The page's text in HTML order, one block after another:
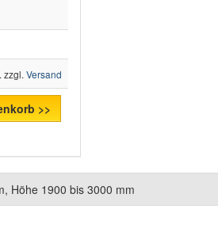
zzgl. Versand
>>
Höhe 1900 bis 3000 mm